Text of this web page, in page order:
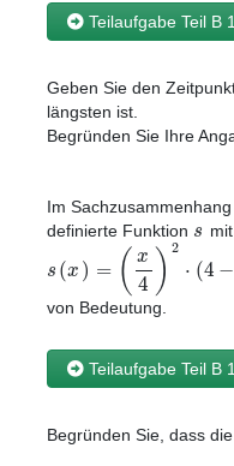
Teilaufgabe Teil B
Geben Sie den
längsten ist.
Begründen Sie Ihre
Im
definierte Funktion s mit
s(x) = ( x
4 ) 2
⋅ (4−
von Bedeutung.
Teilaufgabe Teil B
Begründen Sie, dass